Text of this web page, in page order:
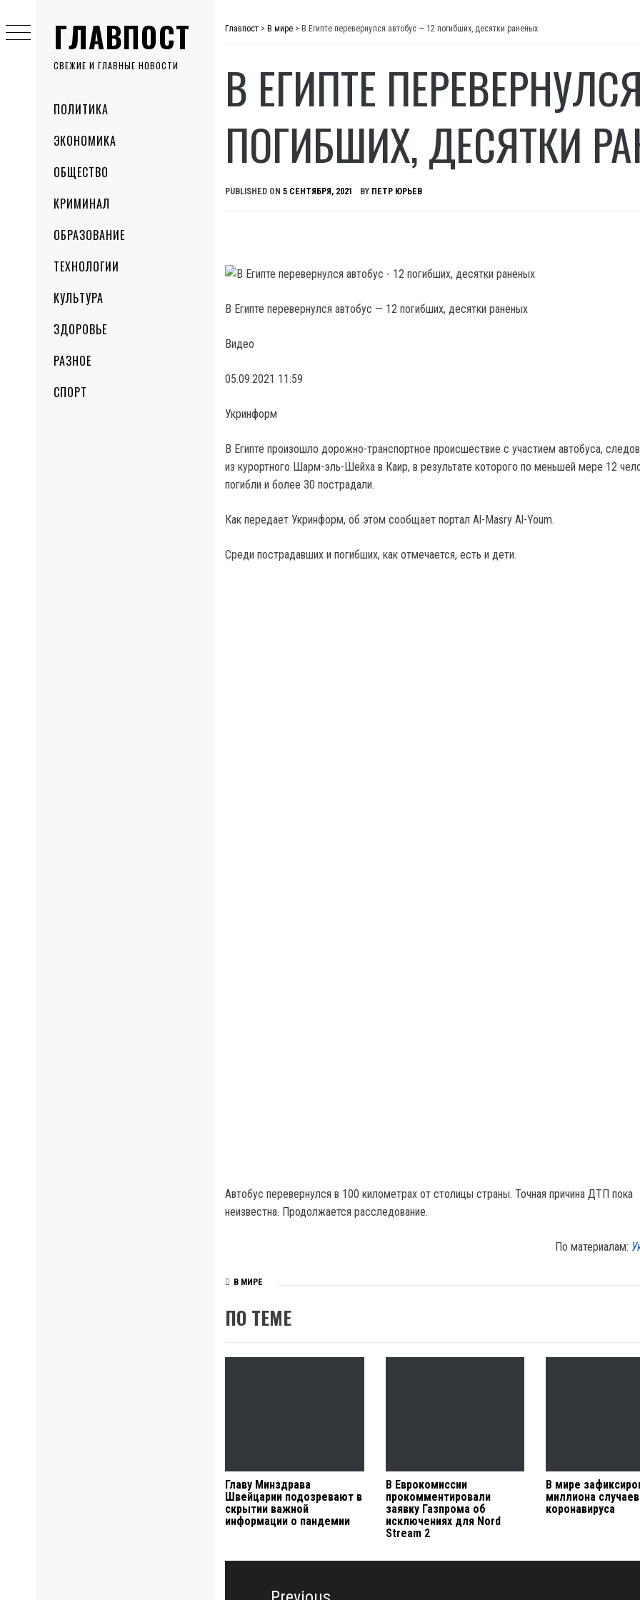
ГЛАВПОСТ
СВЕЖИЕ И ГЛАВНЫЕ НОВОСТИ
MenuПОЛИТИКА
ЭКОНОМИКА
ОБЩЕСТВО
КРИМИНАЛ
ОБРАЗОВАНИЕ
ТЕХНОЛОГИИ
КУЛЬТУРА
ЗДОРОВЬЕ
РАЗНОЕ
СПОРТ
to
content
Главпост > В мире > В Египте перевернулся автобус — 12 погибших, десятки раненых
В ЕГИПТЕ
ПОГИБШИХ, ДЕСЯТКИ
PUBLISHED ON 5 СЕНТЯБРЯ, 2021 BY ПЕТР ЮРЬЕВ
В Египте перевернулся автобус — 12 погибших, десятки раненых
Видео
05.09.2021 11:59
Укринформ
В Египте произошло дорожно-транспортное происшествие с участием автобуса,
из курортного Шарм-эль-Шейха в Каир, в результате которого по меньшей мере 12
погибли и более 30 пострадали.
Как передает Укринформ, об этом сообщает портал Al-Masry Al-Youm.
Среди пострадавших и погибших, как отмечается, есть и дети.
Автобус перевернулся в 100 километрах от столицы страны. Точная причина ДТП пока
неизвестна. Продолжается расследование.
По материалам:
В МИРЕ
ПО ТЕМЕ
Главу Минздрава
Швейцарии подозревают в
скрытии важной
информации о пандемии
В Еврокомиссии
прокомментировали
заявку Газпрома об
исключениях для Nord
Stream 2
В мире
миллиона случаев
коронавируса
Навигация